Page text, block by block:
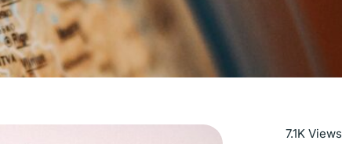
Mehr lesen
7.1K Views